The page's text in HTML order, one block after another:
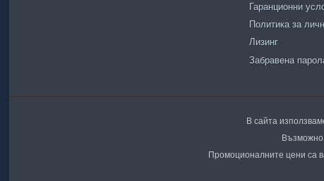
Гаранционни
Политика за
Лизинг
Забравена
В сайта
Възможно
Промоционалните цени са